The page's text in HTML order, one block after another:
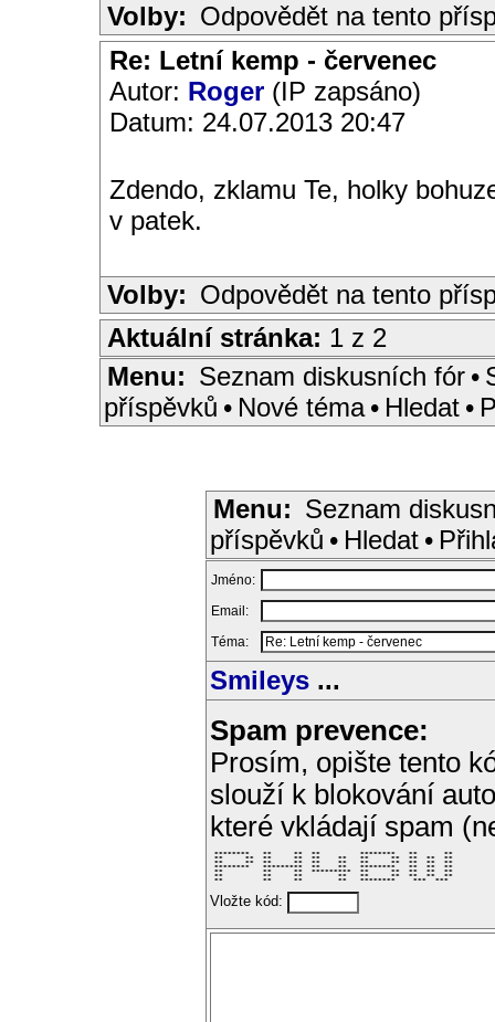
Volby: Odpovědět na tento
Re: Letní kemp - červenec
Autor: Roger (IP zapsáno)
Datum: 24.07.2013 20:47
Zdendo, zklamu Te, holky
v patek.
Volby: Odpovědět na tento
Aktuální stránka: 1 z 2
Menu: Seznam diskusních fór •
příspěvků • Nové téma • Hledat •
Menu: Seznam
příspěvků • Hledat •
Jméno:
Email:
Téma:
Smileys ...
Spam prevence:
Prosím, opište tento
slouží k blokování
které vkládají spam
********   **     **  **         ********   **      **
**     **  **     **  **    **   **     **  **  **  **
**     **  **     **  **    **   **     **  **  **  **
********   *********  **    **   ********   **  **  **
**         **     **  *********  **     **  **  **  **
**         **     **        **   **     **  **  **  **
**         **     **        **   ********    ***  ***
Vložte kód: